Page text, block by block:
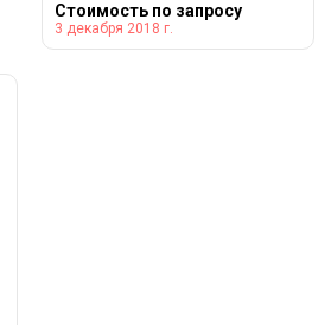
Стоимость по запросу
3 декабря 2018 г.